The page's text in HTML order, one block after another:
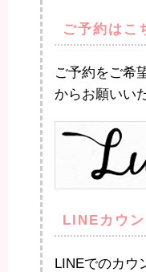
ご予約はこ
ご予約をご希
からお願いい
LINEカウ
LINEでのカウ